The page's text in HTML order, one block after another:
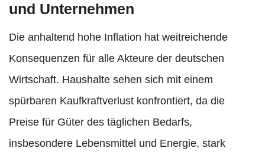
und Unternehmen
Die anhaltend hohe Inflation hat weitreichende
Konsequenzen für alle Akteure der deutschen
Wirtschaft. Haushalte sehen sich mit einem
spürbaren Kaufkraftverlust konfrontiert, da die
Preise für Güter des täglichen Bedarfs,
insbesondere Lebensmittel und Energie, stark